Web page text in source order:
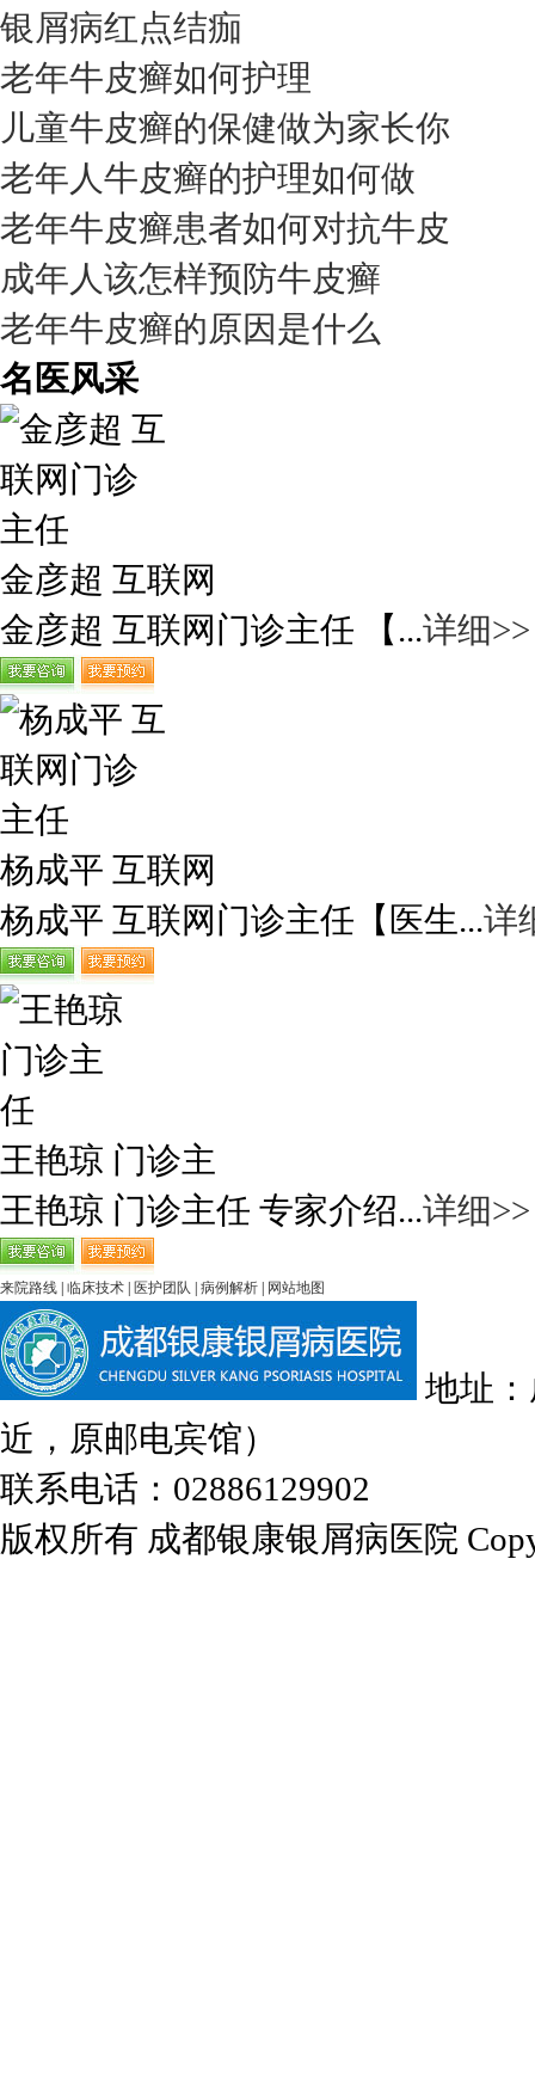
银屑病红点结痂
老年牛皮癣如何护理
儿童牛皮癣的保健做为家长你
老年人牛皮癣的护理如何做
老年牛皮癣患者如何对抗牛皮
成年人该怎样预防牛皮癣
老年牛皮癣的原因是什么
名医风采
金彦超 互联网
金彦超 互联网门诊主任 【...详细>>
杨成平 互联网
杨成平 互联网门诊主任【医生...详
王艳琼 门诊主
王艳琼 门诊主任 专家介绍...详细>>
来院路线 临床技术 医护团队 病例解析 网站地图
地址
近，原邮电宾馆）
联系电话：02886129902
版权所有 成都银康银屑病医院